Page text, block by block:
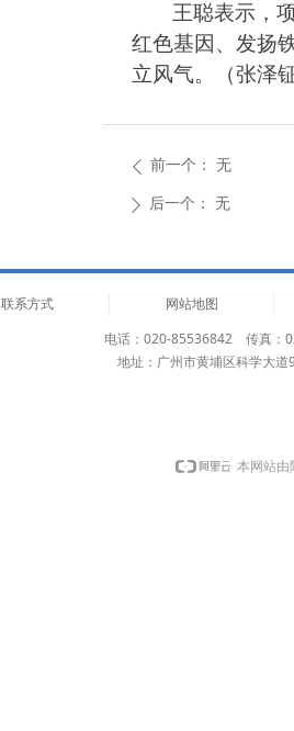
王聪表示，
红色基因、发扬
立风气。（张泽
ꄴ 前一个： 无
ꄲ 后一个： 无
电话：020-85536842 传真：
地址：广州市黄埔区科学大
联系方式 网站地图
本网站由